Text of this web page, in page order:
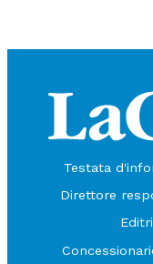
Testata
Direttore